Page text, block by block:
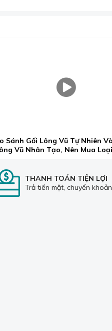
Sánh Gối Lông Vũ Tự Nhiên
Vũ Nhân Tạo, Nên Mua
THANH TOÁN TIỆN LỢI
Trả tiền mặt, chuyển khoản